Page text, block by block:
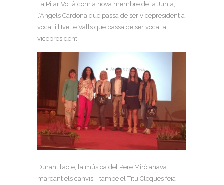
La Pilar Voltà com a nova membre de la Junta,
l’Àngels Cardona que passa de ser vicepresident a
vocal i l’Ivette Valls que passa de ser vocal a
vicepresident.
Durant l’acte, la música del Pere Miró anava
marcant els canvis. I també el Titu Cleques feia